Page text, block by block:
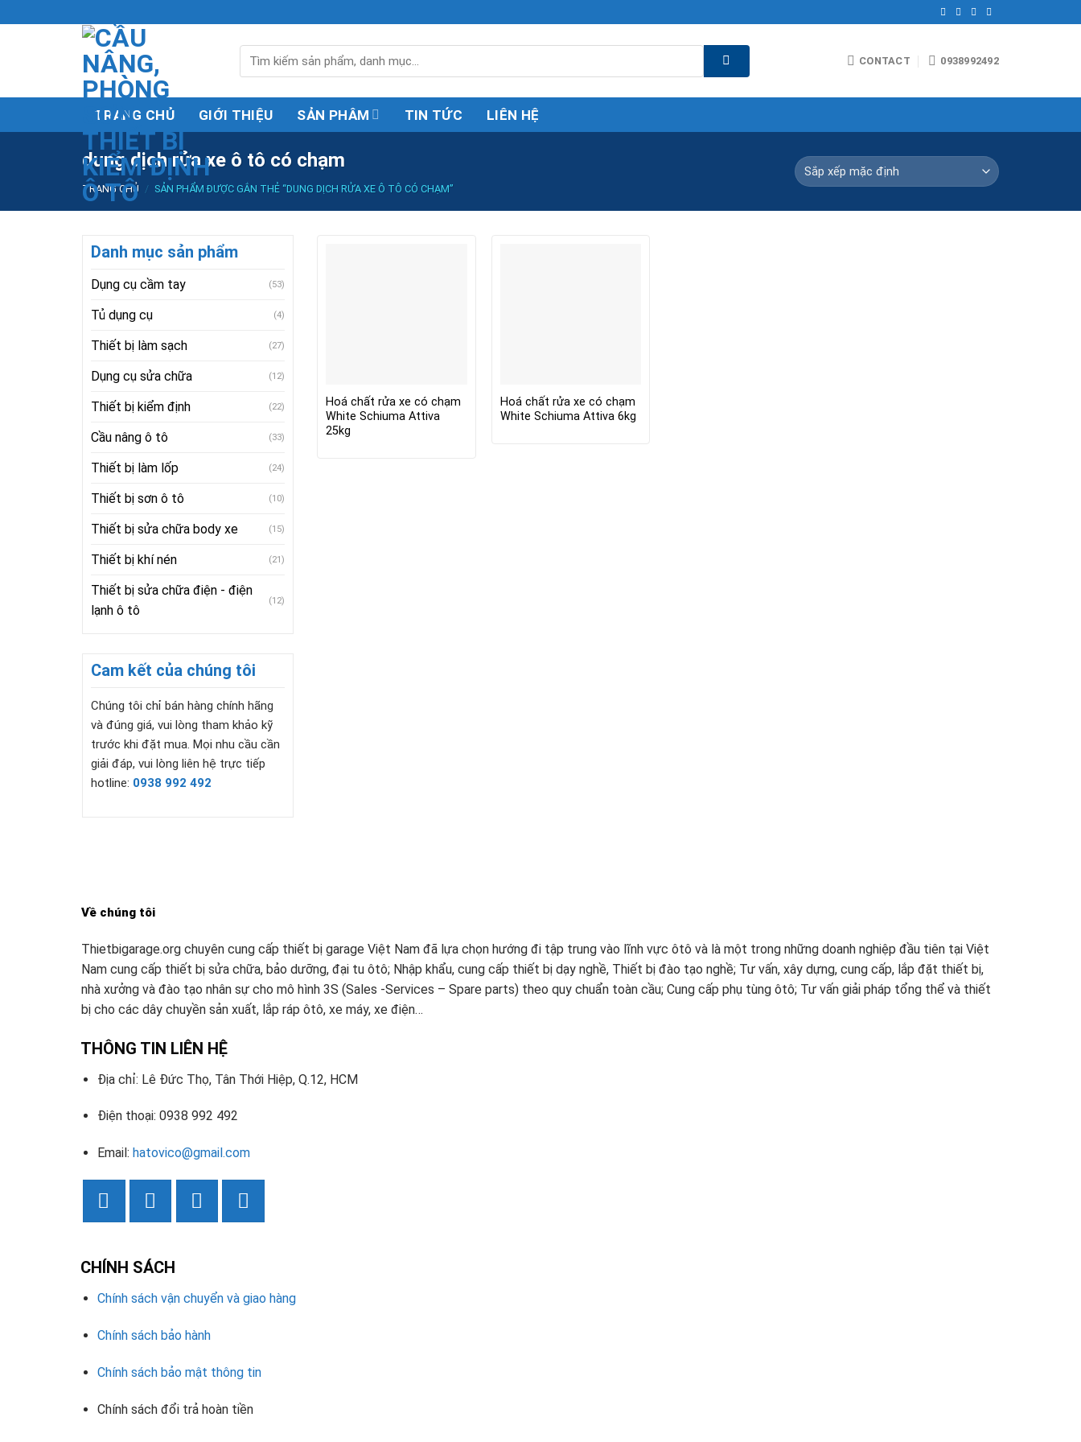
to
kiếm:
CONTACT 0938992492
TRANG CHỦ GIỚI THIỆU SẢN PHÂM TIN TỨC LIÊN HỆ
dung dịch rửa xe ô tô có chạm
TRANG CHỦ / SẢN PHẨM ĐƯỢC GẮN THẺ “DUNG DỊCH RỬA XE Ô TÔ CÓ CHẠM”
Danh mục sản phẩm
Dụng cụ cầm tay (53)
Tủ dụng cụ (4)
Thiết bị làm sạch (27)
Dụng cụ sửa chữa (12)
Thiết bị kiểm định (22)
Cầu nâng ô tô (33)
Thiết bị làm lốp (24)
Thiết bị sơn ô tô (10)
Thiết bị sửa chữa body xe (15)
Thiết bị khí nén (21)
Thiết bị sửa chữa điện - điện
lạnh ô tô
(12)
Cam kết của chúng tôi
Chúng tôi chỉ bán hàng chính hãng
và đúng giá, vui lòng tham khảo kỹ
trước khi đặt mua. Mọi nhu cầu cần
giải đáp, vui lòng liên hệ trực tiếp
hotline: 0938 992 492
Hoá chất rửa xe có chạm
White Schiuma Attiva
25kg
Hoá chất rửa xe có chạm
White Schiuma Attiva 6kg
Về chúng tôi
Thietbigarage.org chuyên cung cấp thiết bị garage Việt Nam đã lựa chọn hướng đi tập trung vào lĩnh vực ôtô và là một trong những doanh nghiệp đầu tiên tại Việt
Nam cung cấp thiết bị sửa chữa, bảo dưỡng, đại tu ôtô; Nhập khẩu, cung cấp thiết bị dạy nghề, Thiết bị đào tạo nghề; Tư vấn, xây dựng, cung cấp, lắp đặt thiết bị,
nhà xưởng và đào tạo nhân sự cho mô hình 3S (Sales -Services – Spare parts) theo quy chuẩn toàn cầu; Cung cấp phụ tùng ôtô; Tư vấn giải pháp tổng thể và thiết
bị cho các dây chuyền sản xuất, lắp ráp ôtô, xe máy, xe điện…
THÔNG TIN LIÊN HỆ
Địa chỉ: Lê Đức Thọ, Tân Thới Hiệp, Q.12, HCM
Điện thoại: 0938 992 492
Email: hatovico@gmail.com
CHÍNH SÁCH
Chính sách vận chuyển và giao hàng
Chính sách bảo hành
Chính sách bảo mật thông tin
Chính sách đổi trả hoàn tiền